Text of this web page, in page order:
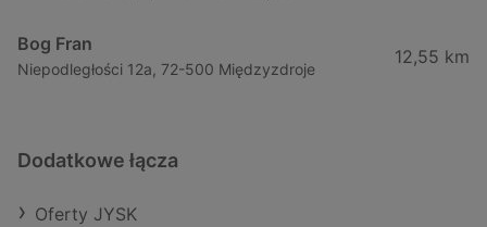
Bog Fran
Niepodległości 12a, 72-500 Międzyzdroje
12,55 km
Dodatkowe łącza
Oferty JYSK